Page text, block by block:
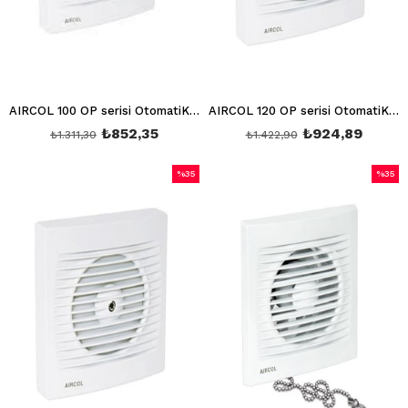
AIRCOL 100 OP serisi OtomatiK Panjurlu Aspiratör AIRCOL 100 OP
₺852,35
₺1.311,30
AIRCOL 120 OP serisi OtomatiK Panjurlu Aspiratör AIRCOL 120 OP
₺924,89
₺1.422,90
%35
%35